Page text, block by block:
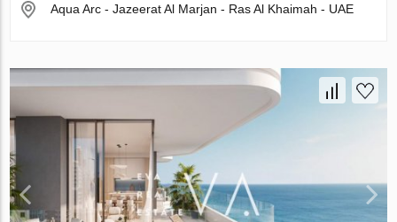
Aqua Arc - Jazeerat Al Marjan - Ras Al Khaimah - UAE